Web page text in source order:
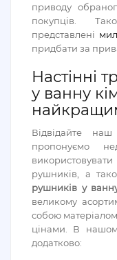
приводу
покупців.
представлені
придбати за
Настінні
у ванну
Відвідайте
пропонуємо
рушників, а
рушників у
великому
собою матеріалом
цінами. В
додатково: